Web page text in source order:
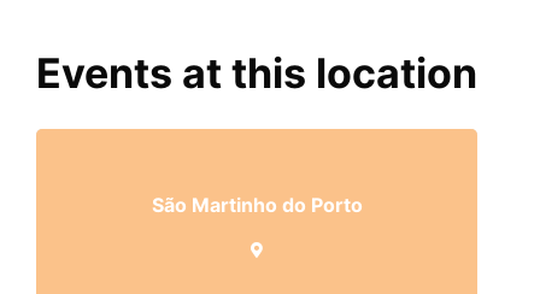
Events at this location
São Martinho do Porto